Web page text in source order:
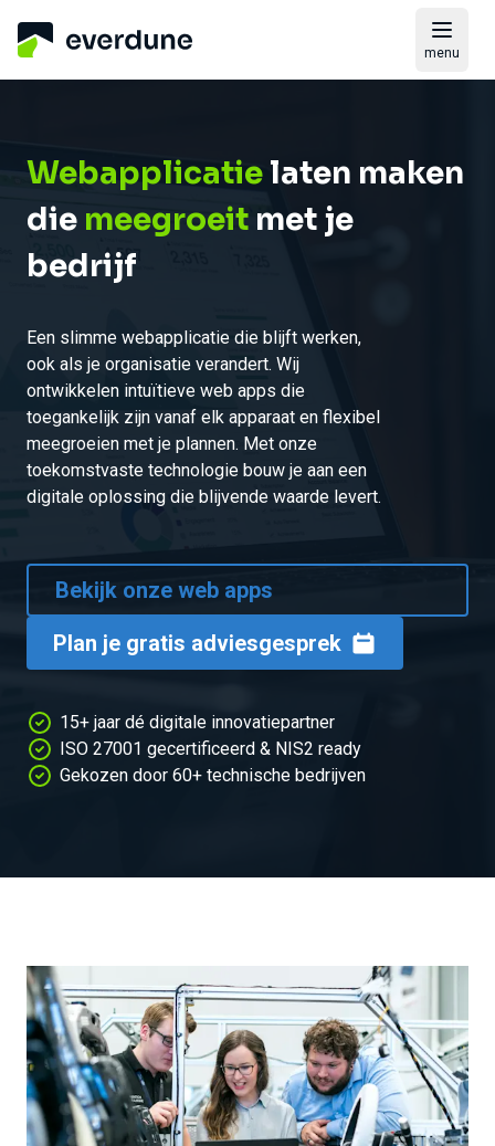
menu
Webapplicatie laten maken
die meegroeit met je
bedrijf
Een slimme webapplicatie die blijft werken,
ook als je organisatie verandert. Wij
ontwikkelen intuïtieve web apps die
toegankelijk zijn vanaf elk apparaat en flexibel
meegroeien met je plannen. Met onze
toekomstvaste technologie bouw je aan een
digitale oplossing die blijvende waarde levert.
Bekijk onze web apps
Plan je gratis adviesgesprek
15+ jaar dé digitale innovatiepartner
ISO 27001 gecertificeerd & NIS2 ready
Gekozen door 60+ technische bedrijven